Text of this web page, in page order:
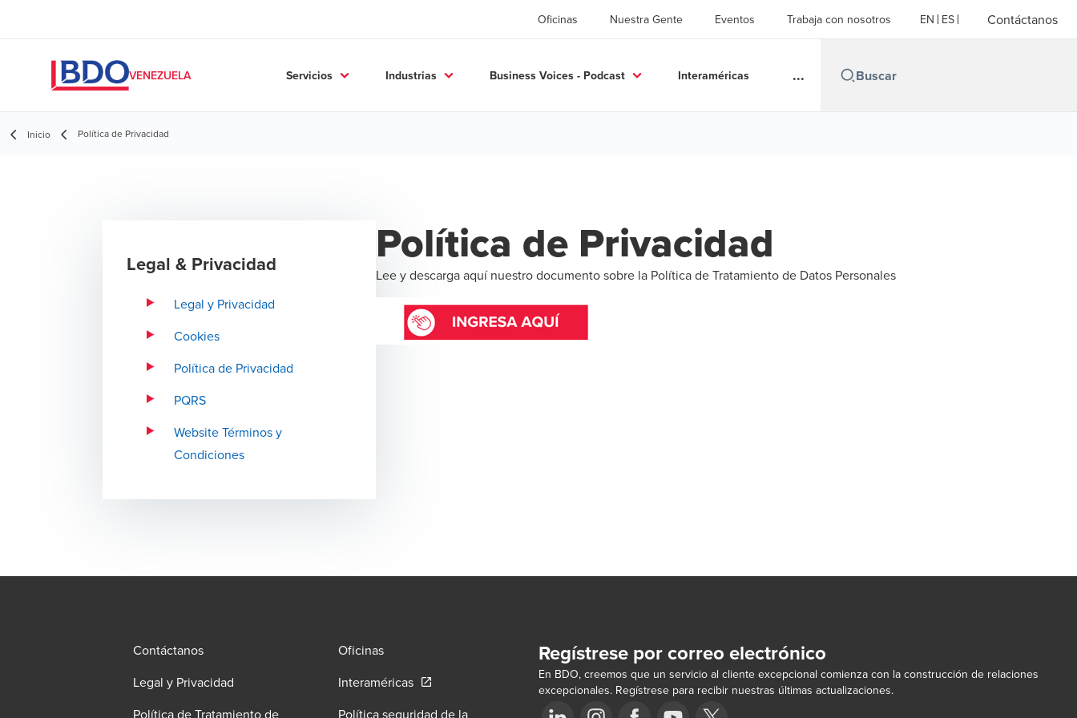
Oficinas Nuestra Gente Eventos Trabaja con nosotros EN ES Contáctanos
VENEZUELA Servicios Industrias Business Voices - Podcast Interaméricas ...
Inicio Política de Privacidad
Legal & Privacidad
Legal y Privacidad
Cookies
Política de Privacidad
PQRS
Website Términos y
Condiciones
Política de Privacidad
Lee y descarga aquí nuestro documento sobre la Política de Tratamiento de Datos Personales
Contáctanos
Oficinas
Legal y Privacidad
InteraméricasOpens in a new window/tab
Política de Tratamiento de
Política seguridad de la
Regístrese por correo electrónico
En BDO, creemos que un servicio al cliente excepcional comienza con la construcción de relaciones
excepcionales. Regístrese para recibir nuestras últimas actualizaciones.